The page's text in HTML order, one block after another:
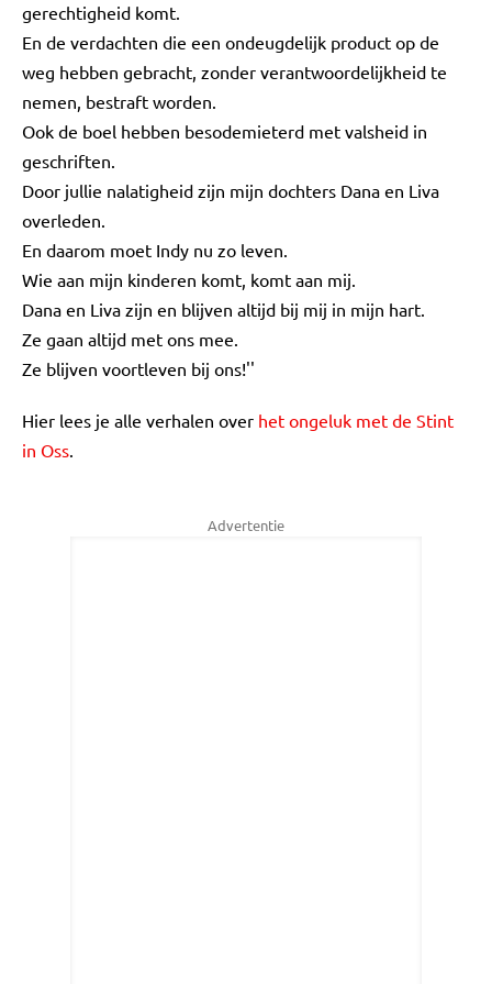
gerechtigheid komt.
En de verdachten die een ondeugdelijk product op de
weg hebben gebracht, zonder verantwoordelijkheid te
nemen, bestraft worden.
Ook de boel hebben besodemieterd met valsheid in
geschriften.
Door jullie nalatigheid zijn mijn dochters Dana en Liva
overleden.
En daarom moet Indy nu zo leven.
Wie aan mijn kinderen komt, komt aan mij.
Dana en Liva zijn en blijven altijd bij mij in mijn hart.
Ze gaan altijd met ons mee.
Ze blijven voortleven bij ons!''
Hier lees je alle verhalen over het ongeluk met de Stint
in Oss.
Advertentie